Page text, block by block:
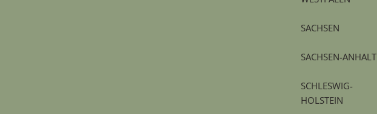
SACHSEN
SACHSEN-ANHALT
SCHLESWIG-
HOLSTEIN